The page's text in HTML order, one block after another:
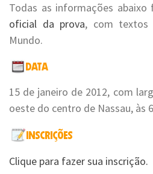
Todas as informações
oficial da prova, com textos
Mundo.
15 de janeiro de 2012, com
oeste do centro de Nassau, às
Clique para fazer sua inscrição.